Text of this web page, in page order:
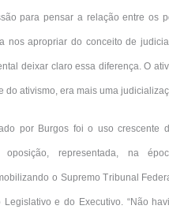
para pensar a relação entre os
nos apropriar do conceito de
deixar claro essa diferença. O
do ativismo, era mais uma
por Burgos foi o uso crescente
oposição,representada, na
o Supremo Tribunal
e do Executivo. “Não